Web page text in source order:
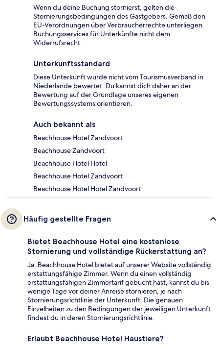
Wenn du deine Buchung stornierst, gelten die
Stornierungsbedingungen des Gastgebers. Gemäß den
EU-Verordnungen über Verbraucherrechte unterliegen
Buchungsservices für Unterkünfte nicht dem
Widerrufsrecht.
Unterkunftsstandard
Diese Unterkunft wurde nicht vom Tourismusverband in
Niederlande bewertet. Du kannst dich daher an der
Bewertung auf der Grundlage unseres eigenen
Bewertungssystems orientieren.
Auch bekannt als
Beachhouse Hotel Zandvoort
Beachhouse Zandvoort
Beachhouse Hotel Hotel
Beachhouse Hotel Zandvoort
Beachhouse Hotel Hotel Zandvoort
Häufig gestellte Fragen
Bietet Beachhouse Hotel eine kostenlose
Stornierung und vollständige Rückerstattung an?
Ja, Beachhouse Hotel bietet auf unserer Website vollständig
erstattungsfähige Zimmer. Wenn du einen vollständig
erstattungsfähigen Zimmertarif gebucht hast, kannst du bis
wenige Tage vor deiner Anreise stornieren, je nach
Stornierungsrichtlinie der Unterkunft. Die genauen
Einzelheiten zu den Bedingungen der jeweiligen Unterkunft
findest du in deren Stornierungsrichtlinie.
Erlaubt Beachhouse Hotel Haustiere?